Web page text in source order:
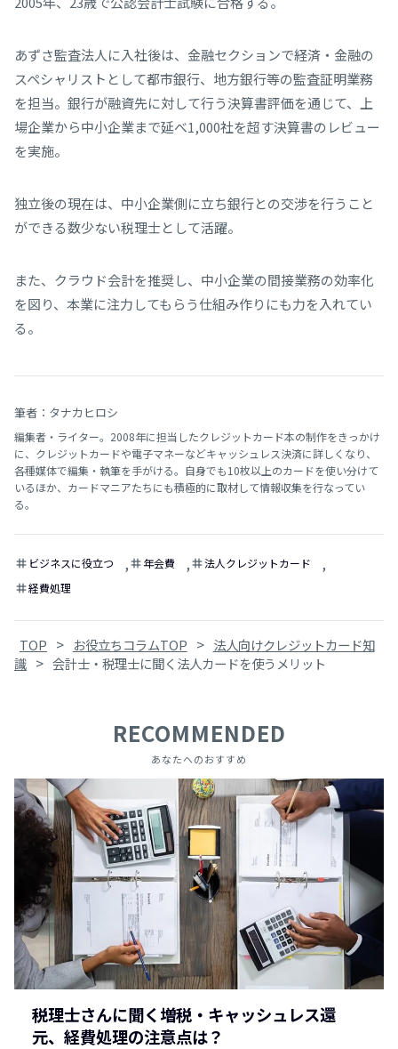
あずさ監査法人に入社後は、金融セクションで経済・金融の
スペシャリストとして都市銀行、地方銀行等の監査証明業務
を担当。銀行が融資先に対して行う決算書評価を通じて、上
場企業から中小企業まで延べ1,000社を超す決算書のレビュー
を実施。
独立後の現在は、中小企業側に立ち銀行との交渉を行うこと
ができる数少ない税理士として活躍。
また、クラウド会計を推奨し、中小企業の間接業務の効率化
を図り、本業に注力してもらう仕組み作りにも力を入れてい
る。
筆者：タナカヒロシ
編集者・ライター。2008年に担当したクレジットカード本の制作をきっかけ
に、クレジットカードや電子マネーなどキャッシュレス決済に詳しくなり、
各種媒体で編集・執筆を手がける。自身でも10枚以上のカードを使い分けて
いるほか、カードマニアたちにも積極的に取材して情報収集を行なってい
る。
tag ビジネスに役立つ ,tag年会費 ,tag法人クレジットカード ,
tag経費処理
TOP > お役立ちコラムTOP > 法人向けクレジットカード知
識 > 会計士・税理士に聞く法人カードを使うメリット
RECOMMENDED
あなたへのおすすめ
税理士さんに聞く増税・キャッシュレス還
元、経費処理の注意点は？